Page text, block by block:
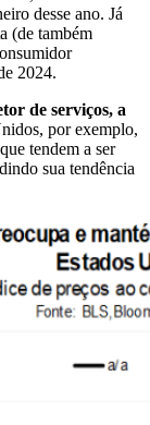
desse ano. Já
(de também
2024.
de serviços, a
por exemplo,
tendem a ser
sua tendência